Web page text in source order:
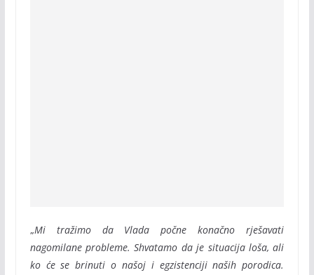
„Mi tražimo da Vlada počne konačno rješavati
nagomilane probleme. Shvatamo da je situacija loša, ali
ko će se brinuti o našoj i egzistenciji naših porodica.